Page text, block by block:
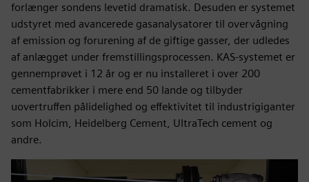
forlænger sondens levetid dramatisk. Desuden er systemet
udstyret med avancerede gasanalysatorer til overvågning
af emission og forurening af de giftige gasser, der udledes
af anlægget under fremstillingsprocessen. KAS-systemet er
gennemprøvet i 12 år og er nu installeret i over 200
cementfabrikker i mere end 50 lande og tilbyder
uovertruffen pålidelighed og effektivitet til industrigiganter
som Holcim, Heidelberg Cement, UltraTech cement og
andre.